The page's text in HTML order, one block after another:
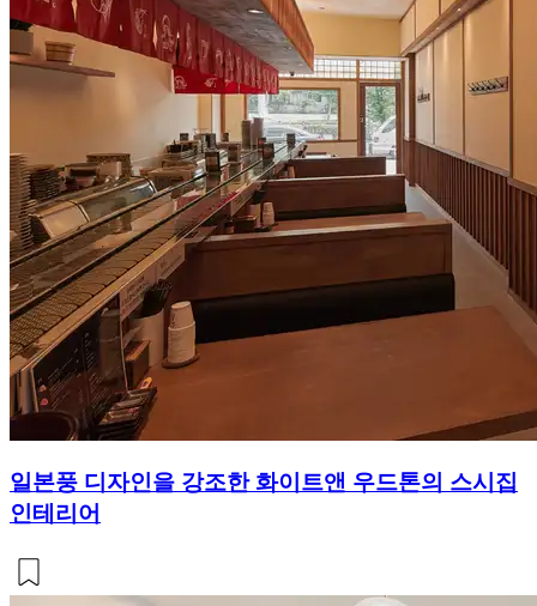
일본풍 디자인을 강조한 화이트앤 우드톤의 스시집
인테리어